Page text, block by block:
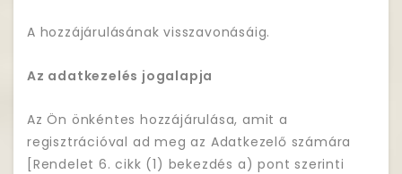
A hozzájárulásának visszavonásáig.
Az adatkezelés jogalapja
Az Ön önkéntes hozzájárulása, amit a
regisztrációval ad meg az Adatkezelő számára
[Rendelet 6. cikk (1) bekezdés a) pont szerinti